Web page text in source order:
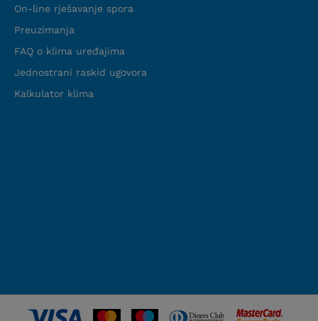
On-line rješavanje spora
Preuzimanja
FAQ o klima uređajima
Jednostrani raskid ugovora
Kalkulator klima